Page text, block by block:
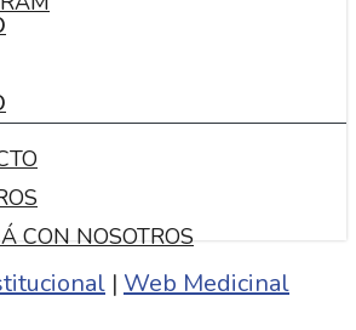
CON NOSOTROS
| Web Medicinal